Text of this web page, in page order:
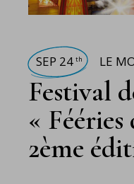
SEP 24 th LE
Festival
«
2ème